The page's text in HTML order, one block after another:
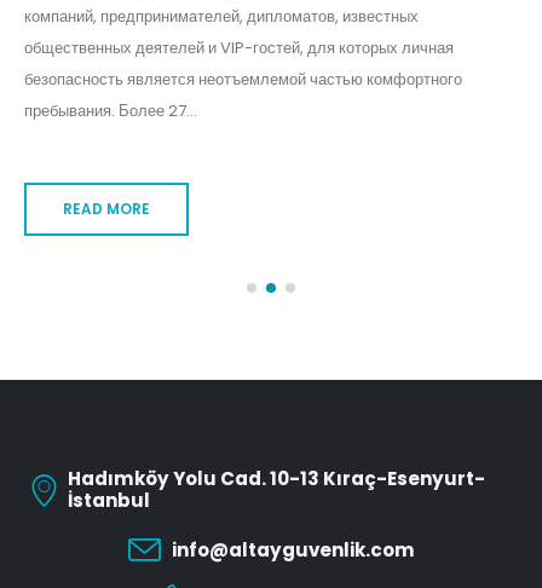
компаний, предпринимателей, дипломатов, известных
общественных деятелей и VIP-гостей, для которых личная
безопасность является неотъемлемой частью комфортного
пребывания. Более 27...
READ MORE
Hadımköy Yolu Cad. 10-13 Kıraç-Esenyurt-
İstanbul
info@altayguvenlik.com